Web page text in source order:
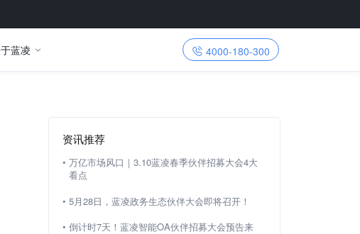
蓝凌 4000-180-300
资讯推荐
• 万亿市场风口｜3.10蓝凌春季伙伴招募大会4大
看点
• 5月28日，蓝凌政务生态伙伴大会即将召开！
• 倒计时7天！蓝凌智能OA伙伴招募大会预告来